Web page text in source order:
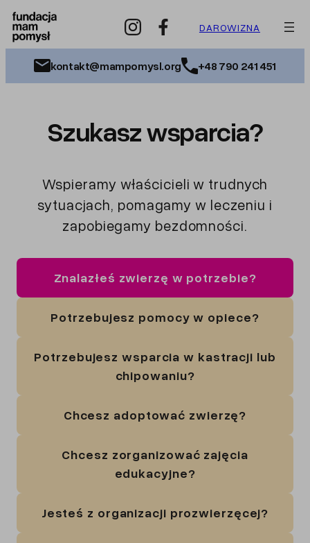
Przejdź
do
treści
DAROWIZNA
kontakt@mampomysl.org +48 790 241 451
Szukasz wsparcia?
Wspieramy właścicieli w trudnych
sytuacjach, pomagamy w leczeniu i
zapobiegamy bezdomności.
Znalazłeś zwierzę w potrzebie?
Potrzebujesz pomocy w opiece?
Potrzebujesz wsparcia w kastracji lub
chipowaniu?
Chcesz adoptować zwierzę?
Chcesz zorganizować zajęcia
edukacyjne?
Jesteś z organizacji prozwierzęcej?